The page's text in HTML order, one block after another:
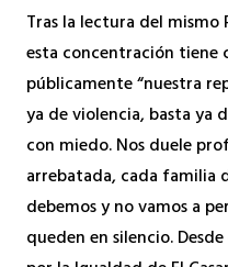
Tras la lectura del
esta concentración tiene
públicamente “nuestra
ya de violencia, basta ya
con miedo. Nos duele
arrebatada, cada familia
debemos y no vamos a
queden en silencio.